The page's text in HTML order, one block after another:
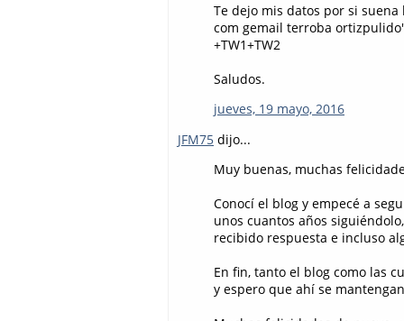
Te dejo mis datos por si suena
com gemail terroba
+TW1+TW2
Saludos.
jueves, 19 mayo, 2016
JFM75 dijo...
Muy buenas, muchas
Conocí el blog y empecé a
unos cuantos años
recibido respuesta e incluso
En fin, tanto el blog como las
y espero que ahí se